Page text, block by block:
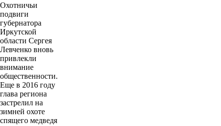
Охотничьи
подвиги
губернатора
Иркутской
области Сергея
Левченко вновь
привлекли
внимание
общественности.
Еще в 2016 году
глава региона
застрелил на
зимней охоте
спящего медведя